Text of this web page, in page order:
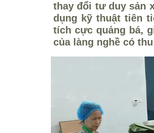
thay đổi tư duy sản
dụng kỹ thuật tiên
tích cực quảng bá,
của làng nghề có